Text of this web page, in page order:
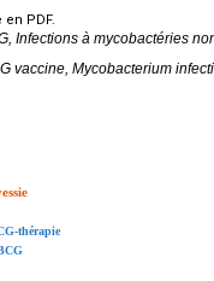
PDF.
Infections à mycobactéries
vaccine, Mycobacterium
thérapie